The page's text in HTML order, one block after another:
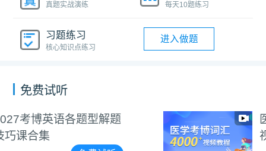
真题实战演练 每天10题练习
习题练习
核心知识点练习
进入做题
免费试听
医学考博4000+词汇朗读
视频教程